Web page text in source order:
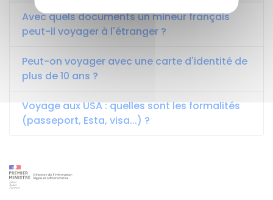
Avec quels documents un mineur français
peut-il voyager à l'étranger ?
Peut-on voyager avec une carte d'identité de
plus de 10 ans ?
Voyage aux USA : quelles sont les formalités
(passeport, Esta, visa...) ?